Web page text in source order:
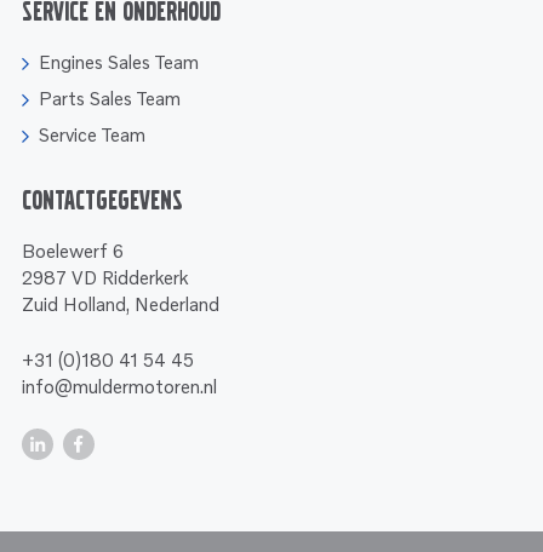
Service en onderhoud
Engines Sales Team
Parts Sales Team
Service Team
Contactgegevens
Boelewerf 6
2987 VD Ridderkerk
Zuid Holland, Nederland
+31 (0)180 41 54 45
info@muldermotoren.nl